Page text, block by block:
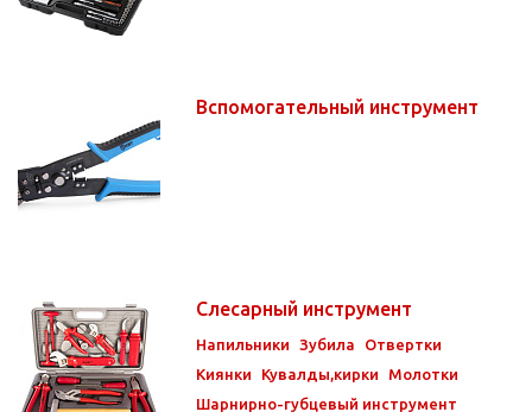
Вспомогательный инструмент
Слесарный инструмент
Напильники Зубила
Отвертки
Киянки
Кувалды,кирки
Молотки
Шарнирно-губцевый инструмент